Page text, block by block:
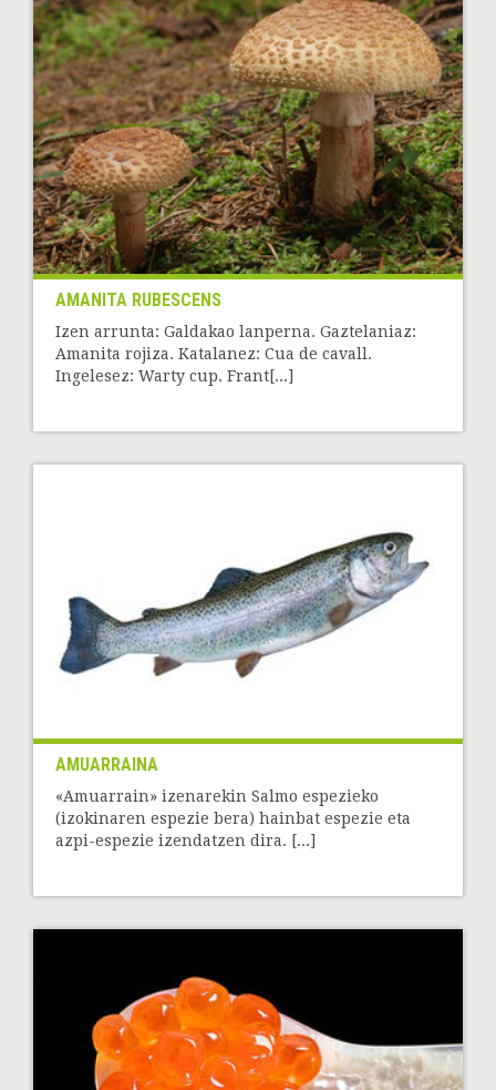
AMANITA RUBESCENS
Izen arrunta: Galdakao lanperna. Gaztelaniaz:
Amanita rojiza. Katalanez: Cua de cavall.
Ingelesez: Warty cup. Frant[...]
AMUARRAINA
«Amuarrain» izenarekin Salmo espezieko
(izokinaren espezie bera) hainbat espezie eta
azpi-espezie izendatzen dira. [...]